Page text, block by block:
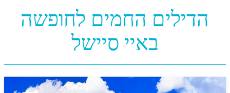
הדילים החמים לחופשה
באיי סיישל